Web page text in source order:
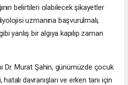
belirtileri olabilecek şikayetler
uzmanına başvurulmalı,
yanlış bir algıya kapılıp zaman
Dr. Murat Şahin, günümüzde çocuk
davranışları ve erken tanı için